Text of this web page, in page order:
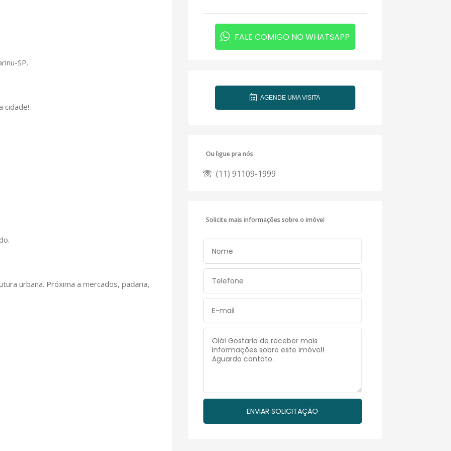
SP.
cidade!
urbana. Próxima a mercados, padaria,
FALE COMIGO NO WHATSAPP
AGENDE UMA VISITA
Ou ligue pra nós
(11) 91109-1999
Solicite mais informações sobre o imóvel